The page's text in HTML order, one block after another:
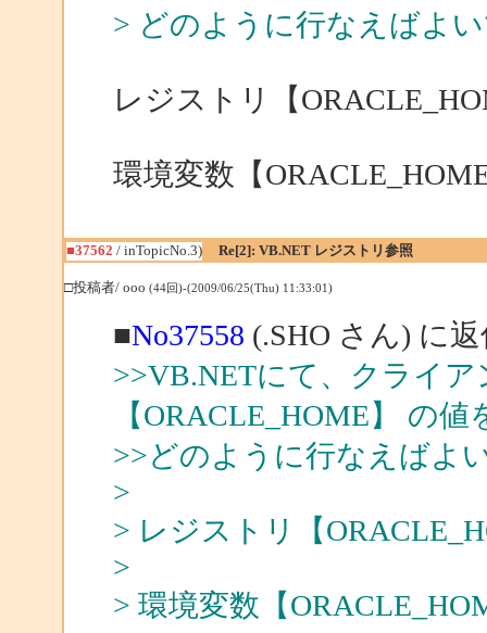
> どのように行なえばよ
レジストリ【
環境変数【
■37562 / inTopicNo.3) Re[2]: VB.NET レジストリ参照
□投稿者/ ooo (44回)-(2009/06/25(Thu) 11:33:01)
■No37558 (.SHO さん) に
>>VB.NETにて、クライ
【ORACLE_HOME】 の
>>どのように行なえばよ
>
> レジストリ【
>
> 環境変数【